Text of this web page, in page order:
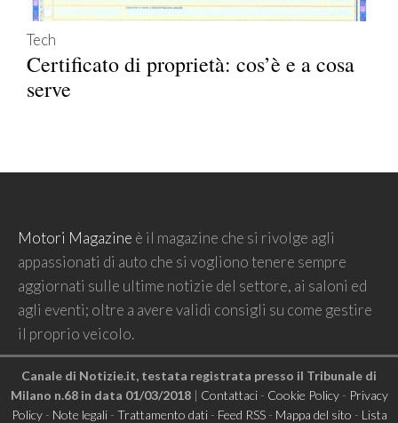
Tech
Certificato di proprietà: cos’è e a cosa
serve
Motori Magazine è il magazine che si rivolge agli
appassionati di auto che si vogliono tenere sempre
aggiornati sulle ultime notizie del settore, ai saloni ed
agli eventi; oltre a avere validi consigli su come gestire
il proprio veicolo.
Canale di Notizie.it, testata registrata presso il Tribunale di
Milano n.68 in data 01/03/2018| Contattaci- Cookie Policy- Privacy
Policy- Note legali- Trattamento dati- Feed RSS- Mappa del sito - Lista